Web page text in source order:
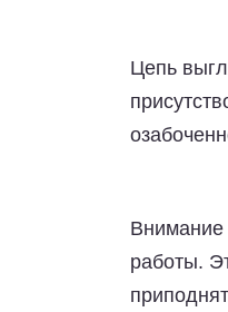
Цепь
Внимание
работы.